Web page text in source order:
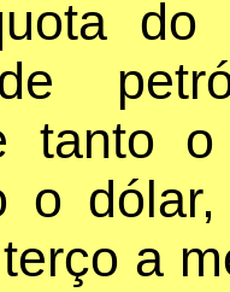
do
tanto
o
a